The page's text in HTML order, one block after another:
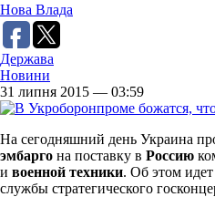
Нова Влада
Держава
Новини
31 липня 2015 — 03:59
На сегодняшний день Украина
эмбарго на поставку в Россию
и военной техники. Об этом идет
службы стратегического